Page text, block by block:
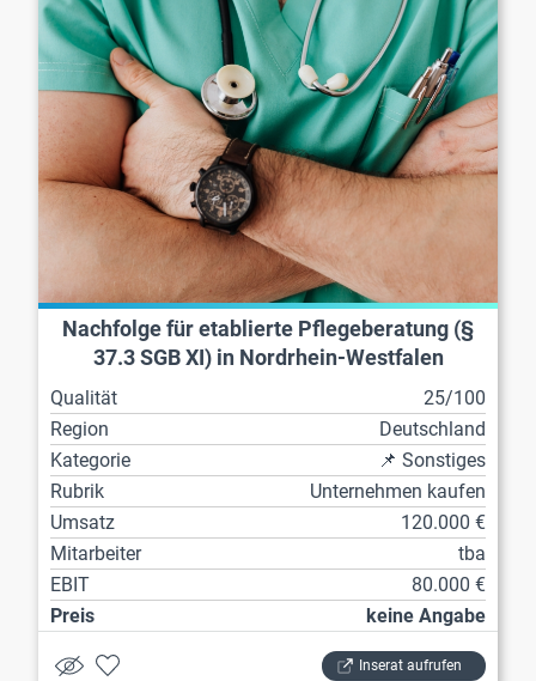
Nachfolge für etablierte Pflegeberatung (§
37.3 SGB XI) in Nordrhein-Westfalen
Qualität
25/100
Region
Deutschland
Kategorie
📌 Sonstiges
Rubrik
Unternehmen kaufen
Umsatz
120.000 €
Mitarbeiter
tba
EBIT
80.000 €
Preis
keine Angabe
Inserat aufrufen